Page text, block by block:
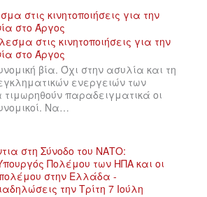
στις κινητοποιήσεις για την
στο Άργος
βία. Όχι στην ασυλία και τη
ενεργειών των
παραδειγματικά οι
Να…
στη Σύνοδο του ΝΑΤΟ:
Πολέμου των ΗΠΑ και οι
στην Ελλάδα -
την Τρίτη 7 Ιούλη